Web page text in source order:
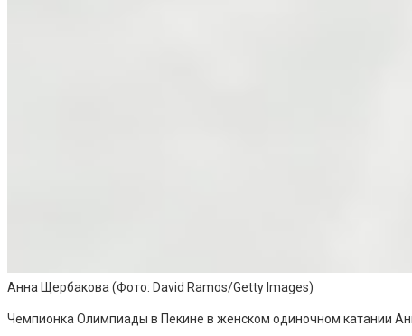
Анна Щербакова (Фото: David Ramos/Getty Images)
Чемпионка Олимпиады в Пекине в женском одиночном катании